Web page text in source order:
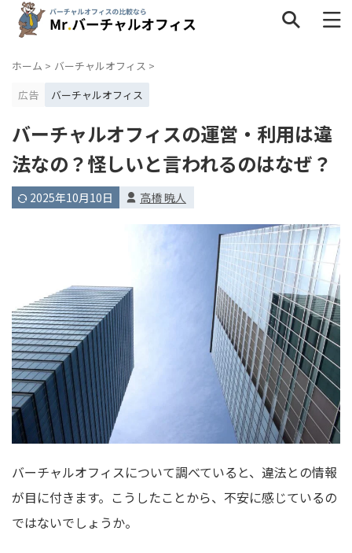
タグ一覧
インタビュー
キャンペーン サービス内容
ネットショップ バーチャルオフィスの疑問 個人事業主
地域 料金・格安 比較
ホーム > バーチャルオフィス >
広告
バーチャルオフィス
バーチャルオフィスの運営・利用は違
法なの？怪しいと言われるのはなぜ？
2025年10月10日 高橋 暁人
バーチャルオフィスについて調べていると、違法との情報
が目に付きます。こうしたことから、不安に感じているの
ではないでしょうか。